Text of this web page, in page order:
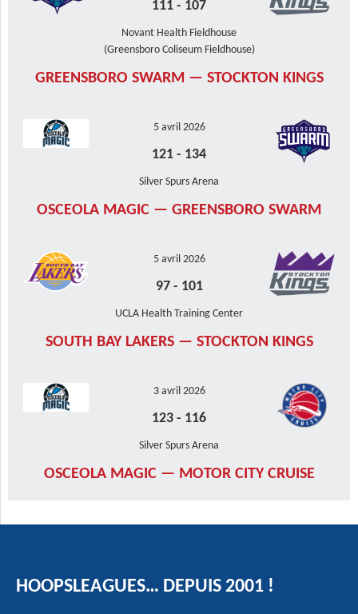
111 - 107
Novant Health Fieldhouse
(Greensboro Coliseum Fieldhouse)
GREENSBORO SWARM — STOCKTON KINGS
5 avril 2026
121 - 134
Silver Spurs Arena
OSCEOLA MAGIC — GREENSBORO SWARM
5 avril 2026
97- 101
UCLA Health Training Center
SOUTH BAY LAKERS — STOCKTON KINGS
3 avril 2026
123 - 116
Silver Spurs Arena
OSCEOLA MAGIC — MOTOR CITY CRUISE
HOOPSLEAGUES… DEPUIS 2001 !